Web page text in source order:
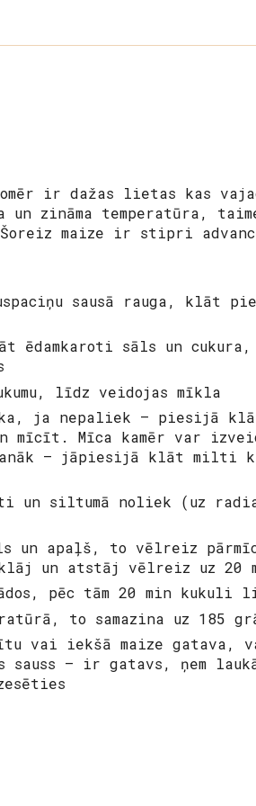
ir dažas lietas kas
zināma temperatūra,
maize ir stipri
sausā rauga, klāt
ēdamkaroti sāls un
līdz veidojas mīkla
ja nepaliek – piesijā
mīcīt. Mīca kamēr var
– jāpiesijā klāt milti
siltumā noliek (uz
un apaļš, to vēlreiz
un atstāj vēlreiz uz 20
pēc tām 20 min kukuli
to samazina uz 185
vai iekšā maize
– ir gatavs, ņem